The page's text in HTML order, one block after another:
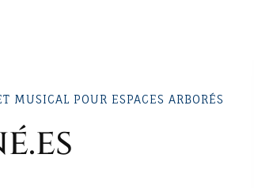
MUSICAL POUR ESPACES ARBORÉS